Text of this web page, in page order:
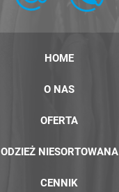
HOME
O NAS
OFERTA
ODZIEŻ NIESORTOWANA
CENNIK